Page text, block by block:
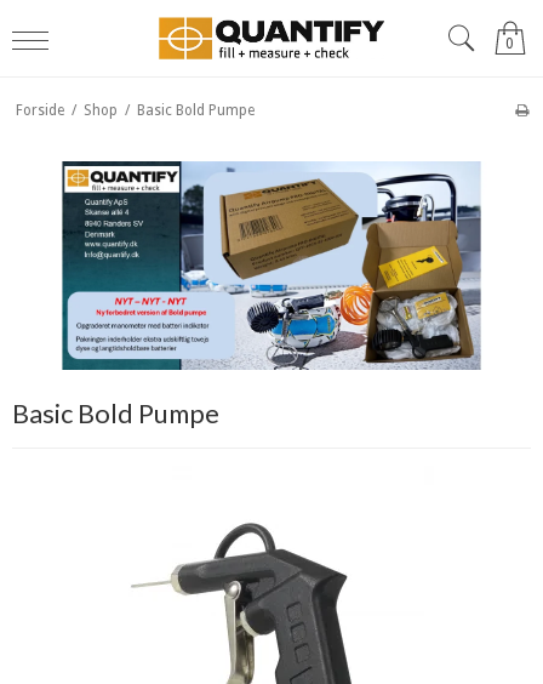
0
Forside / Shop / Basic Bold Pumpe
Basic Bold Pumpe